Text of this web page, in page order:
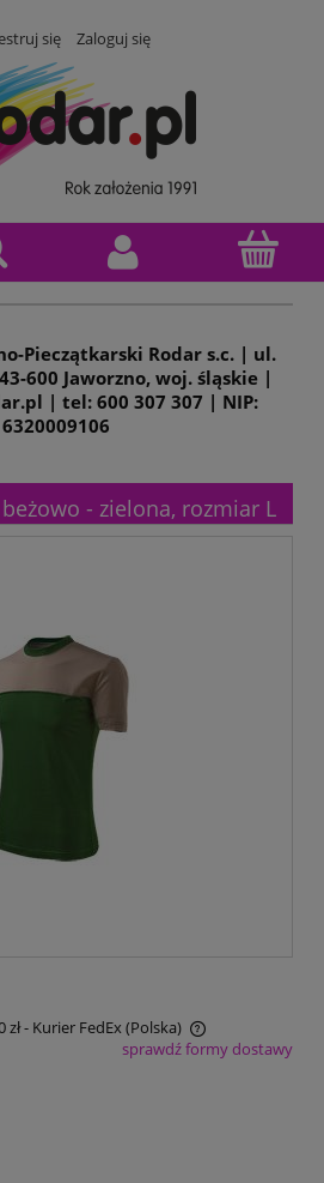
się Zaloguj się
Pieczątkarski Rodar s.c. | ul.
600 Jaworzno, woj. śląskie |
| tel: 600 307 307 | NIP:
6320009106
- zielona, rozmiar L
zł- Kurier FedEx(Polska)
kosztów płatności
sprawdź formy dostawy